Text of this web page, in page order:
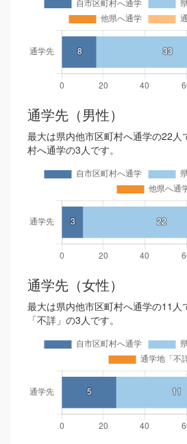
通学先（男性）
最大は県内他市区町村へ通学の22人
村へ通学の3人です。
通学先（女性）
最大は県内他市区町村へ通学の11人
「不詳」の3人です。